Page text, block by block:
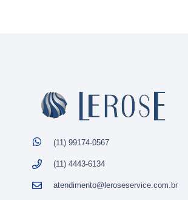
(11) 99174-0567
(11) 4443-6134
atendimento@leroseservice.com.br